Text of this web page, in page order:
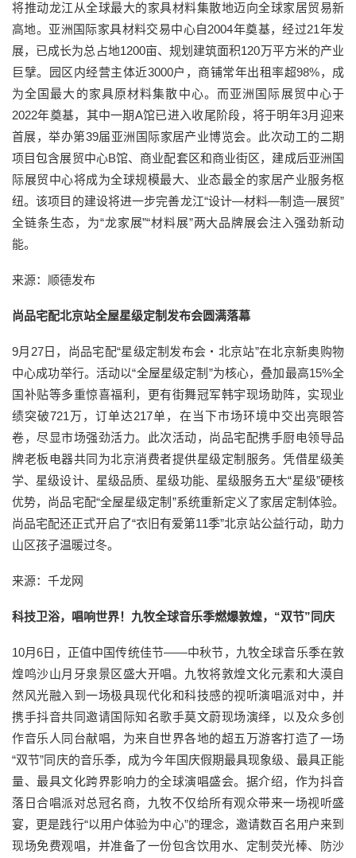
将推动龙江从全球最大的家具材料集散地迈向全球家居贸易新
高地。亚洲国际家具材料交易中心自2004年奠基，经过21年发
展，已成长为总占地1200亩、规划建筑面积120万平方米的产业
巨擘。园区内经营主体近3000户，商铺常年出租率超98%，成
为全国最大的家具原材料集散中心。而亚洲国际展贸中心于
2022年奠基，其中一期A馆已进入收尾阶段，将于明年3月迎来
首展，举办第39届亚洲国际家居产业博览会。此次动工的二期
项目包含展贸中心B馆、商业配套区和商业街区，建成后亚洲国
际展贸中心将成为全球规模最大、业态最全的家居产业服务枢
纽。该项目的建设将进一步完善龙江“设计—材料—制造—展贸”
全链条生态，为“龙家展”“材料展”两大品牌展会注入强劲新动
能。
来源：顺德发布
尚品宅配北京站全屋星级定制发布会圆满落幕
9月27日，尚品宅配“星级定制发布会・北京站”在北京新奥购物
中心成功举行。活动以“全屋星级定制”为核心，叠加最高15%全
国补贴等多重惊喜福利，更有街舞冠军韩宇现场助阵，实现业
绩突破721万，订单达217单，在当下市场环境中交出亮眼答
卷，尽显市场强劲活力。此次活动，尚品宅配携手厨电领导品
牌老板电器共同为北京消费者提供星级定制服务。凭借星级美
学、星级设计、星级品质、星级功能、星级服务五大“星级”硬核
优势，尚品宅配“全屋星级定制”系统重新定义了家居定制体验。
尚品宅配还正式开启了“衣旧有爱第11季”北京站公益行动，助力
山区孩子温暖过冬。
来源：千龙网
科技卫浴，唱响世界！九牧全球音乐季燃爆敦煌，“双节”同庆
10月6日，正值中国传统佳节——中秋节，九牧全球音乐季在敦
煌鸣沙山月牙泉景区盛大开唱。九牧将敦煌文化元素和大漠自
然风光融入到一场极具现代化和科技感的视听演唱派对中，并
携手抖音共同邀请国际知名歌手莫文蔚现场演绎，以及众多创
作音乐人同台献唱，为来自世界各地的超五万游客打造了一场
“双节”同庆的音乐季，成为今年国庆假期最具现象级、最具正能
量、最具文化跨界影响力的全球演唱盛会。据介绍，作为抖音
落日合唱派对总冠名商，九牧不仅给所有观众带来一场视听盛
宴，更是践行“以用户体验为中心”的理念，邀请数百名用户来到
现场免费观唱，并准备了一份包含饮用水、定制荧光棒、防沙